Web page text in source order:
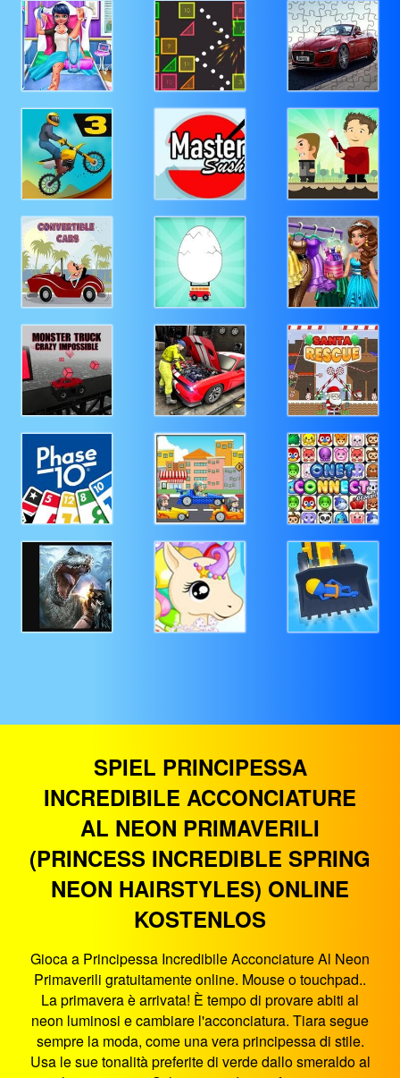
SPIEL PRINCIPESSA
INCREDIBILE ACCONCIATURE
AL NEON PRIMAVERILI
(PRINCESS INCREDIBLE SPRING
NEON HAIRSTYLES) ONLINE
KOSTENLOS
Gioca a Principessa Incredibile Acconciature Al Neon
Primaverili gratuitamente online. Mouse o touchpad..
La primavera è arrivata! È tempo di provare abiti al
neon luminosi e cambiare l'acconciatura. Tiara segue
sempre la moda, come una vera principessa di stile.
Usa le sue tonalità preferite di verde dallo smeraldo al